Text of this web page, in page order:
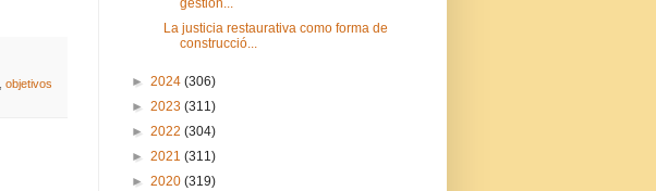
objetivos
gestión...
La justicia restaurativa como forma de
construcció...
► 2024 (306)
► 2023 (311)
► 2022 (304)
► 2021 (311)
► 2020 (319)